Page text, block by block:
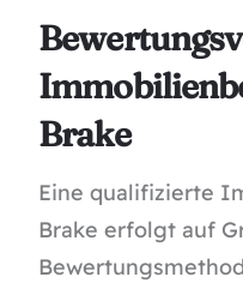
Brake
Eine qualifizierte
Brake erfolgt auf